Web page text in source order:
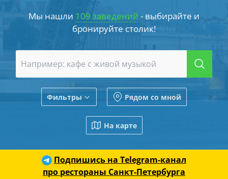
Мы нашли 109 заведений - выбирайте и
бронируйте столик!
Фильтры Рядом со мной
На карте
Подпишись на Telegram-канал
про рестораны Санкт-Петербурга